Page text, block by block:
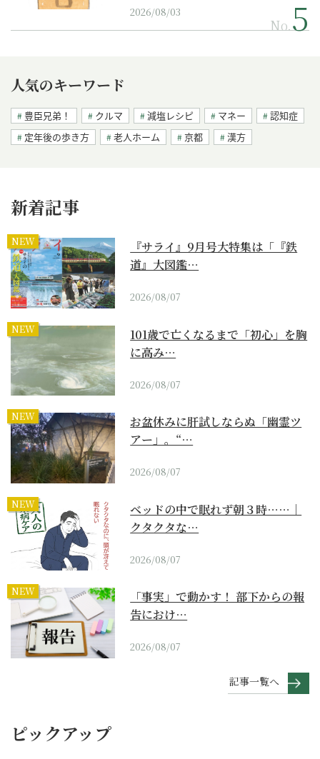
2026/08/03
No.
人気のキーワード
豊臣兄弟！ クルマ 減塩レシピ マネー
認知症
定年後の歩き方
老人ホーム 京都 漢方
新着記事
NEW
『サライ』9月号大特集は「『鉄
道』大図鑑…
2026/08/07
NEW
101歳で亡くなるまで「初心」を胸
に高み…
2026/08/07
NEW
お盆休みに肝試しならぬ「幽霊ツ
アー」。“…
2026/08/07
NEW
ベッドの中で眠れず朝３時……｜
クタクタな…
2026/08/07
NEW
「事実」で動かす！ 部下からの報
告におけ…
2026/08/07
記事一覧へ
ピックアップ